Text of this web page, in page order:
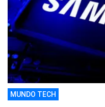
MUNDO TECH